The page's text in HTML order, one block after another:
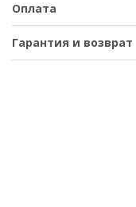
Оплата
Гарантия и возврат